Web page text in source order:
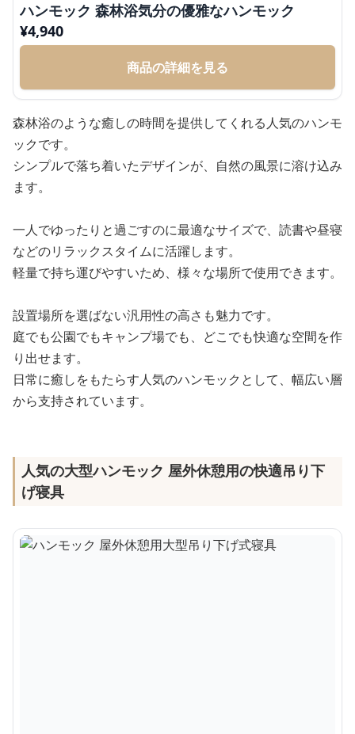
ハンモック 森林浴気分の優雅なハンモック
¥4,940
商品の詳細を見る
森林浴のような癒しの時間を提供してくれる人気のハンモ
ックです。
シンプルで落ち着いたデザインが、自然の風景に溶け込み
ます。
一人でゆったりと過ごすのに最適なサイズで、読書や昼寝
などのリラックスタイムに活躍します。
軽量で持ち運びやすいため、様々な場所で使用できます。
設置場所を選ばない汎用性の高さも魅力です。
庭でも公園でもキャンプ場でも、どこでも快適な空間を作
り出せます。
日常に癒しをもたらす人気のハンモックとして、幅広い層
から支持されています。
人気の大型ハンモック 屋外休憩用の快適吊り下
げ寝具